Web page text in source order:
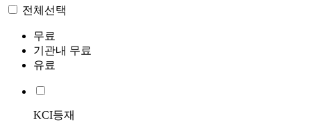
전체선택
무료
기관내 무료
유료
KCI등재